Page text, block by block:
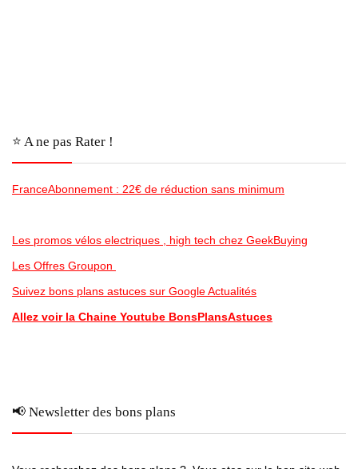
⭐️ A ne pas Rater !
FranceAbonnement : 22€ de réduction sans minimum
Les promos vélos electriques , high tech chez GeekBuying
Les Offres Groupon
Suivez bons plans astuces sur Google Actualités
Allez voir la Chaine Youtube BonsPlansAstuces
📢 Newsletter des bons plans